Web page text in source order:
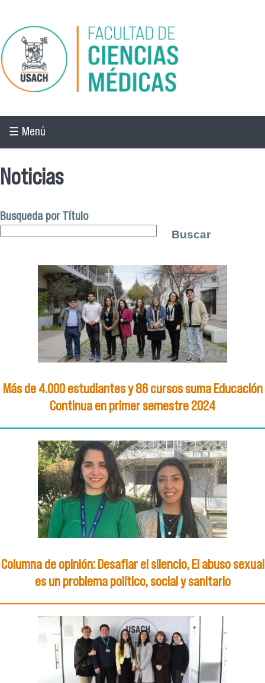
Pasar al contenido principal
☰ Menú
Noticias
Busqueda por Título
Más de 4.000 estudiantes y 86 cursos suma Educación
Continua en primer semestre 2024
Columna de opinión: Desafiar el silencio, El abuso sexual
es un problema político, social y sanitario